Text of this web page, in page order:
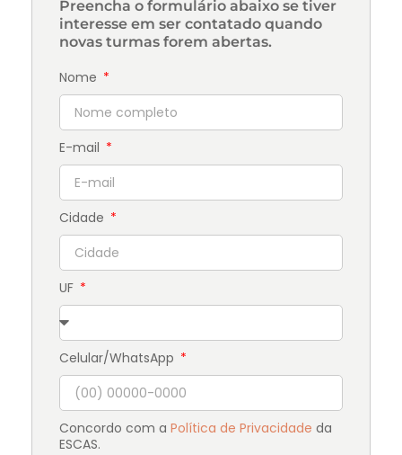
Preencha o formulário abaixo se tiver
interesse em ser contatado quando
novas turmas forem abertas.
Nome
E-mail
Cidade
UF
Celular/WhatsApp
Concordo com a Política de Privacidade da
ESCAS.